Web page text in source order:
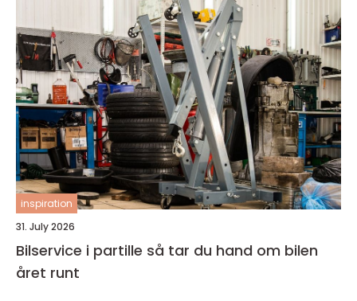
inspiration
31. July 2026
Bilservice i partille så tar du hand om bilen
året runt